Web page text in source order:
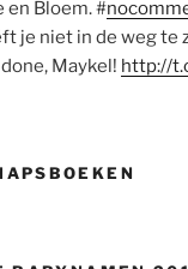
en Bloem. #
je niet in de weg te
Maykel! http://